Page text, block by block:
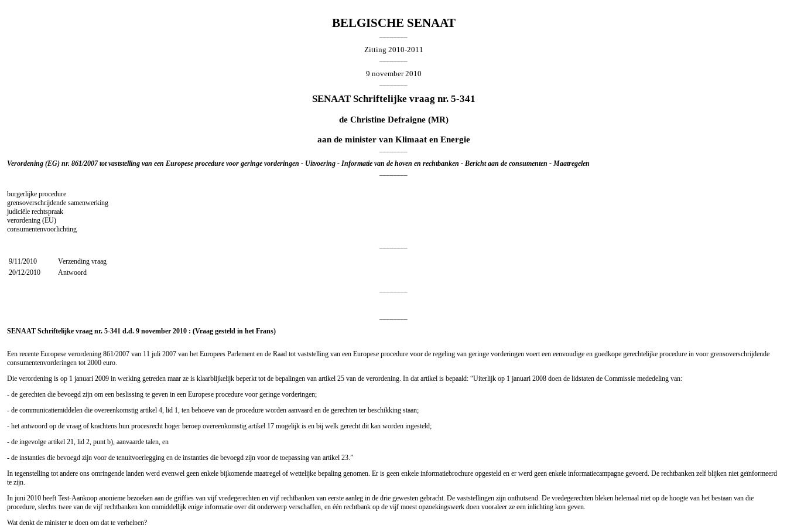
BELGISCHE SENAAT
Zitting 2010-2011
9 november 2010
SENAAT Schriftelijke vraag nr. 5-341
de Christine Defraigne(MR)
aan de minister van Klimaat en Energie
Verordening (EG) nr. 861/2007 tot vaststelling van een Europese procedure voor geringe vorderingen - Uitvoering - Informatie van de hoven en rechtbanken - Bericht aan de consumenten - Maatregelen
burgerlijke procedure
grensoverschrijdende samenwerking
judiciële rechtspraak
verordening (EU)
consumentenvoorlichting
9/11/2010
Verzending vraag
20/12/2010
Antwoord
SENAAT Schriftelijke vraag nr. 5-341 d.d. 9 november 2010 : (Vraag gesteld in het Frans)
Een recente Europese verordening 861/2007 van 11 juli 2007 van het Europees Parlement en de Raad tot vaststelling van een Europese procedure voor de regeling van geringe vorderingen voert een eenvoudige en goedkope gerechtelijke procedure in voor grensoverschrijdende
consumentenvorderingen tot 2000 euro.
Die verordening is op 1 januari 2009 in werking getreden maar ze is klaarblijkelijk beperkt tot de bepalingen van artikel 25 van de verordening. In dat artikel is bepaald: “Uiterlijk op 1 januari 2008 doen de lidstaten de Commissie mededeling van:
- de gerechten die bevoegd zijn om een beslissing te geven in een Europese procedure voor geringe vorderingen;
- de communicatiemiddelen die overeenkomstig artikel 4, lid 1, ten behoeve van de procedure worden aanvaard en de gerechten ter beschikking staan;
- het antwoord op de vraag of krachtens hun procesrecht hoger beroep overeenkomstig artikel 17 mogelijk is en bij welk gerecht dit kan worden ingesteld;
- de ingevolge artikel 21, lid 2, punt b), aanvaarde talen, en
- de instanties die bevoegd zijn voor de tenuitvoerlegging en de instanties die bevoegd zijn voor de toepassing van artikel 23.”
In tegenstelling tot andere ons omringende landen werd evenwel geen enkele bijkomende maatregel of wettelijke bepaling genomen. Er is geen enkele informatiebrochure opgesteld en er werd geen enkele informatiecampagne gevoerd. De rechtbanken zelf blijken niet geïnformeerd
te zijn.
In juni 2010 heeft Test-Aankoop anonieme bezoeken aan de griffies van vijf vredegerechten en vijf rechtbanken van eerste aanleg in de drie gewesten gebracht. De vaststellingen zijn onthutsend. De vredegerechten bleken helemaal niet op de hoogte van het bestaan van die
procedure, slechts twee van de vijf rechtbanken kon onmiddellijk enige informatie over dit onderwerp verschaffen, en één rechtbank op de vijf moest opzoekingswerk doen vooraleer ze een inlichting kon geven.
Wat denkt de minister te doen om dat te verhelpen?